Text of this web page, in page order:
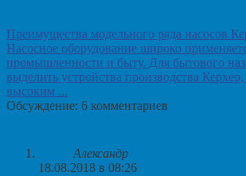
Преимущества модельного ряда насосов
Насосное оборудование широко
промышленности и быту. Для бытового
выделить устройства производства
высоким ...
Обсуждение: 6 комментариев
Александр
18.08.2018 в 08:26